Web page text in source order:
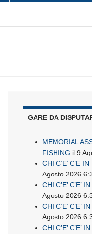
GARE DA
MEMORIAL
FISHING il 9
CHI C’E’ C’E
Agosto 2026
CHI C’E’ C’E’
Agosto 2026
CHI C’E’ C’E’
Agosto 2026
CHI C’E’ C’E’